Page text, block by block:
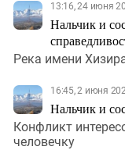
13:16, 24 июня
Нальчик и
Река имени
16:45, 2 июня
Нальчик и
Конфликт
человечку